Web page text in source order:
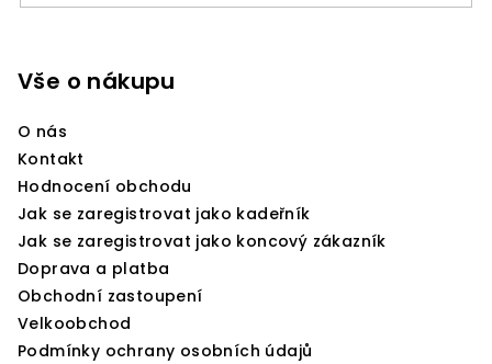
Vše o nákupu
O nás
Kontakt
Hodnocení obchodu
Jak se zaregistrovat jako kadeřník
Jak se zaregistrovat jako koncový zákazník
Doprava a platba
Obchodní zastoupení
Velkoobchod
Podmínky ochrany osobních údajů